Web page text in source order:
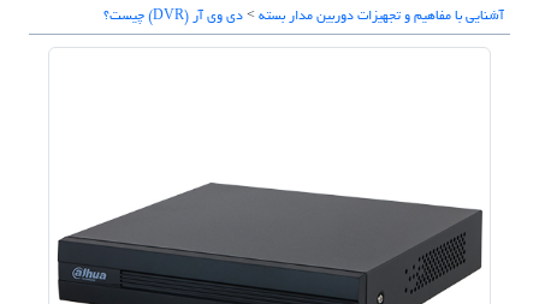
آشنایی با مفاهیم و تجهیزات دوربین مدار بسته > دی وی آر (DVR) چیست؟